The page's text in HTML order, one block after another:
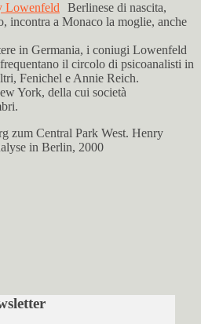
Berlinese di nascita,
incontra a Monaco la moglie, anche
in Germania, i coniugi Lowenfeld
il circolo di psicoanalisti in
Fenichel e Annie Reich.
York, della cui società
zum Central Park West. Henry
in Berlin, 2000